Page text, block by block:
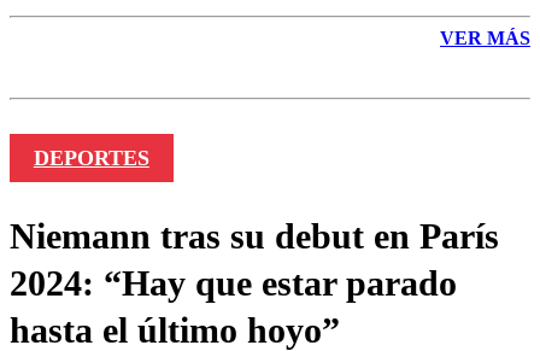
VER MÁS
DEPORTES
Niemann tras su debut en París
2024: “Hay que estar parado
hasta el último hoyo”